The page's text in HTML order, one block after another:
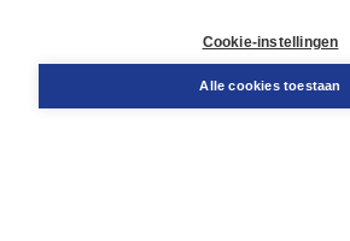
Cookie-instellingen
Alle cookies toestaan